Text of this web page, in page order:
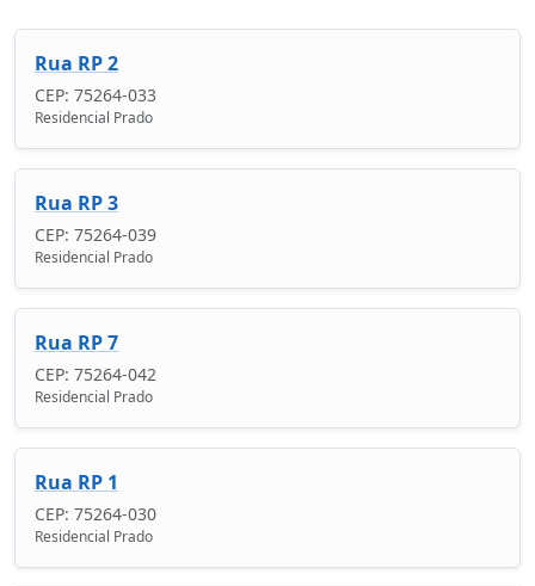
Rua RP 2
CEP: 75264-033
Residencial Prado
Rua RP 3
CEP: 75264-039
Residencial Prado
Rua RP 7
CEP: 75264-042
Residencial Prado
Rua RP 1
CEP: 75264-030
Residencial Prado